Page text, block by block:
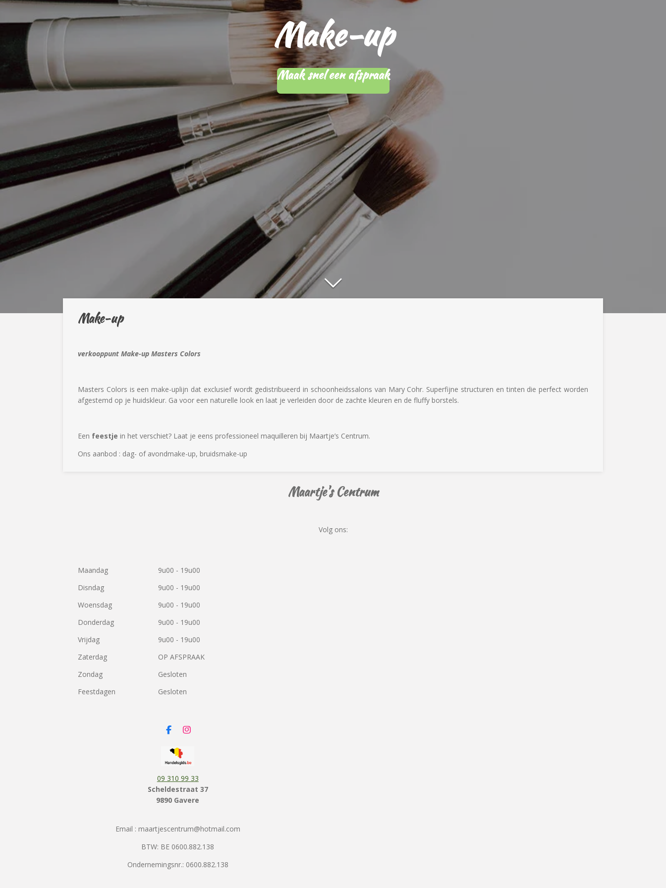
Make-up
Maak snel een afspraak
Make-up
verkooppunt Make-up Masters Colors
Masters Colors is een make-uplijn dat exclusief wordt gedistribueerd in schoonheidssalons van Mary Cohr. Superfijne structuren en tinten die perfect worden
afgestemd op je huidskleur. Ga voor een naturelle look en laat je verleiden door de zachte kleuren en de fluffy borstels.
Een feestje in het verschiet? Laat je eens professioneel maquilleren bij Maartje’s Centrum.
Ons aanbod : dag- of avondmake-up, bruidsmake-up
Maartje's Centrum
Volg ons:
Maandag
9u00 - 19u00
Disndag
9u00 - 19u00
Woensdag
9u00 - 19u00
Donderdag
9u00 - 19u00
Vrijdag
9u00 - 19u00
Zaterdag
OP AFSPRAAK
Zondag
Gesloten
Feestdagen
Gesloten
F
c
b
o
k
I
a
r
a
m
09 310 99 33
Scheldestraat 37
9890 Gavere
Email : maartjescentrum@hotmail.com
BTW: BE 0600.882.138
Ondernemingsnr.: 0600.882.138